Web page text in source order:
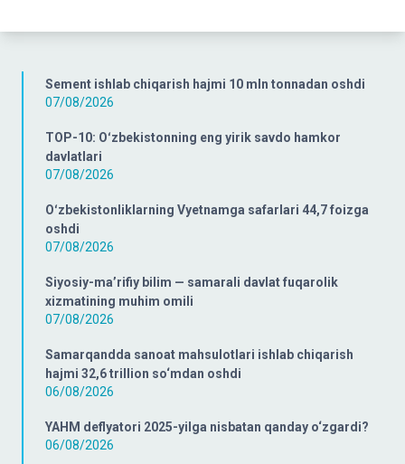
Sement ishlab chiqarish hajmi 10 mln tonnadan oshdi
07/08/2026
TOP-10: Oʻzbekistonning eng yirik savdo hamkor
davlatlari
07/08/2026
Oʻzbekistonliklarning Vyetnamga safarlari 44,7 foizga
oshdi
07/08/2026
Siyosiy-ma’rifiy bilim — samarali davlat fuqarolik
xizmatining muhim omili
07/08/2026
Samarqandda sanoat mahsulotlari ishlab chiqarish
hajmi 32,6 trillion so‘mdan oshdi
06/08/2026
YAHM deflyatori 2025-yilga nisbatan qanday o‘zgardi?
06/08/2026